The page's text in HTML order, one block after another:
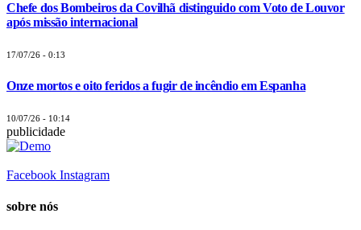
Chefe dos Bombeiros da Covilhã distinguido com Voto de Louvor
após missão internacional
17/07/26 - 0:13
Onze mortos e oito feridos a fugir de incêndio em Espanha
10/07/26 - 10:14
publicidade
Facebook Instagram
sobre nós